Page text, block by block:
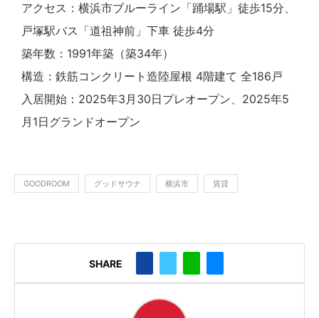
アクセス：横浜市ブルーライン「踊場駅」徒歩15分、
戸塚駅バス「道祖神前」下車 徒歩4分
築年数：1991年築（築34年）
構造：鉄筋コンクリート造陸屋根 4階建て 全186戸
入居開始：2025年3月30日プレオープン、2025年5
月1日グランドオープン
GOODROOM グッドサウナ 横浜市 賃貸
SHARE